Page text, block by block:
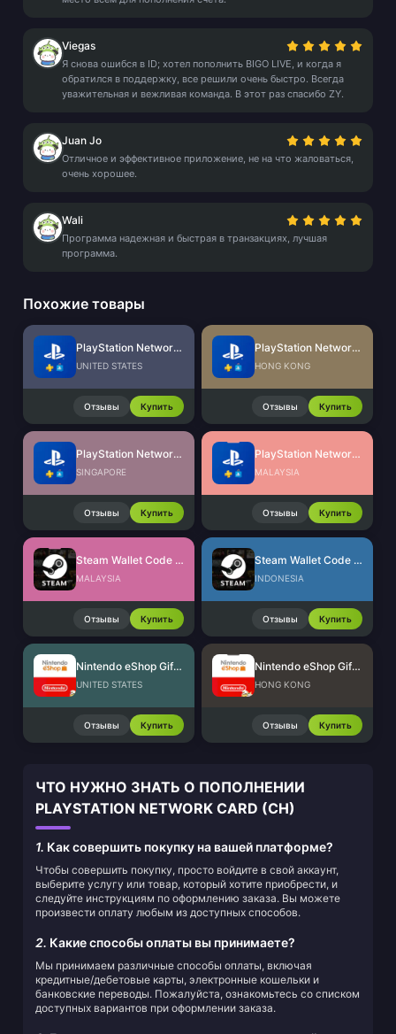
Viegas
Я снова ошибся в ID; хотел пополнить BIGO LIVE, и когда я
обратился в поддержку, все решили очень быстро. Всегда
уважительная и вежливая команда. В этот раз спасибо ZY.
Juan Jo
Отличное и эффективное приложение, не на что жаловаться,
очень хорошее.
Wali
Программа надежная и быстрая в транзакциях, лучшая
программа.
Похожие товары
PlayStation Network Card (US)
UNITED STATES
Отзывы Купить
PlayStation Network Card (HK)
HONG KONG
Отзывы Купить
PlayStation Network Card (SG)
SINGAPORE
Отзывы Купить
PlayStation Network Card (MY)
MALAYSIA
Отзывы Купить
Steam Wallet Code (MYR)
MALAYSIA
Отзывы Купить
Steam Wallet Code (IDR)
INDONESIA
Отзывы Купить
Nintendo eShop Gift Card (US)
UNITED STATES
Отзывы Купить
Nintendo eShop Gift Card (HK)
HONG KONG
Отзывы Купить
ЧТО НУЖНО ЗНАТЬ О ПОПОЛНЕНИИ
PLAYSTATION NETWORK CARD (CH)
1. Как совершить покупку на вашей платформе?
Чтобы совершить покупку, просто войдите в свой аккаунт,
выберите услугу или товар, который хотите приобрести, и
следуйте инструкциям по оформлению заказа. Вы можете
произвести оплату любым из доступных способов.
2. Какие способы оплаты вы принимаете?
Мы принимаем различные способы оплаты, включая
кредитные/дебетовые карты, электронные кошельки и
банковские переводы. Пожалуйста, ознакомьтесь со списком
доступных вариантов при оформлении заказа.